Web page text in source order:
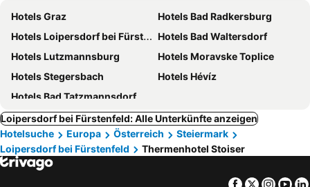
Hotels Graz
Hotels Bad Radkersburg
Hotels Loipersdorf bei Fürstenfeld
Hotels Bad Waltersdorf
Hotels Lutzmannsburg
Hotels Moravske Toplice
Hotels Stegersbach
Hotels Hévíz
Hotels Bad Tatzmannsdorf
Loipersdorf bei Fürstenfeld: Alle Unterkünfte anzeigen
Hotelsuche
Europa Österreich
Steiermark
Loipersdorf bei Fürstenfeld
Thermenhotel Stoiser
Facebook
Twitter